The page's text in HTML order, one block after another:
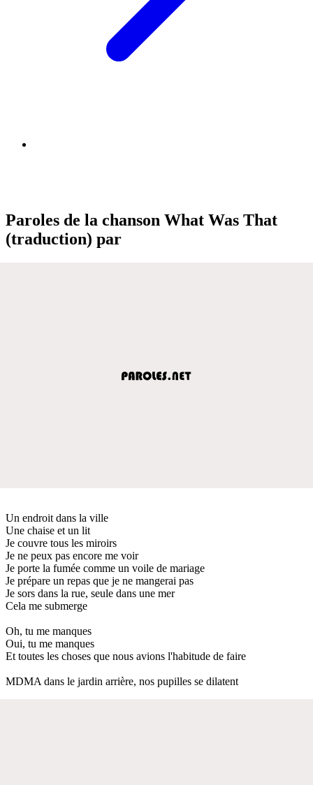
Paroles de la chanson What Was That
(traduction) par
Un endroit dans la ville
Une chaise et un lit
Je couvre tous les miroirs
Je ne peux pas encore me voir
Je porte la fumée comme un voile de mariage
Je prépare un repas que je ne mangerai pas
Je sors dans la rue, seule dans une mer
Cela me submerge
Oh, tu me manques
Oui, tu me manques
Et toutes les choses que nous avions l'habitude de faire
MDMA dans le jardin arrière, nos pupilles se dilatent